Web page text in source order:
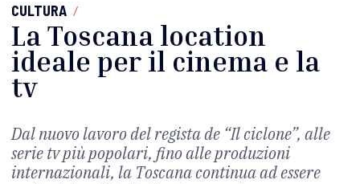
CULTURA /
La Toscana location
ideale per il cinema e la
tv
Dal nuovo lavoro del regista de “Il ciclone”, alle
serie tv più popolari, fino alle produzioni
internazionali, la Toscana continua ad essere